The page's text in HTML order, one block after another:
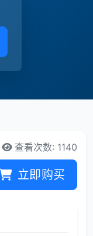
查看次数: 1140
立即购买